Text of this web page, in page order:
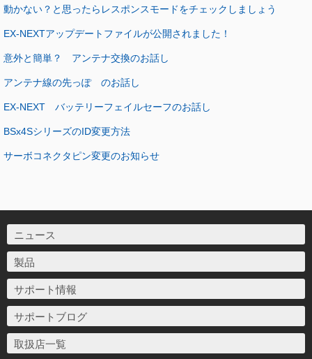
動かない？と思ったらレスポンスモードをチェックしましょう
EX-NEXTアップデートファイルが公開されました！
意外と簡単？ アンテナ交換のお話し
アンテナ線の先っぽ のお話し
EX-NEXT バッテリーフェイルセーフのお話し
BSx4SシリーズのID変更方法
サーボコネクタピン変更のお知らせ
ニュース
製品
サポート情報
サポートブログ
取扱店一覧